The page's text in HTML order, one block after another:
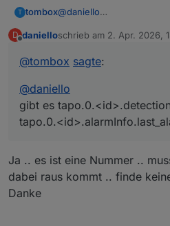
T tombox@daniello
D danielloschrieb am 2. Apr. 2026,
zuletzt editiert von
@tombox sagte:
@daniello
gibt es
Ja .. es ist eine Nummer ..
dabei raus kommt .. finde
Danke